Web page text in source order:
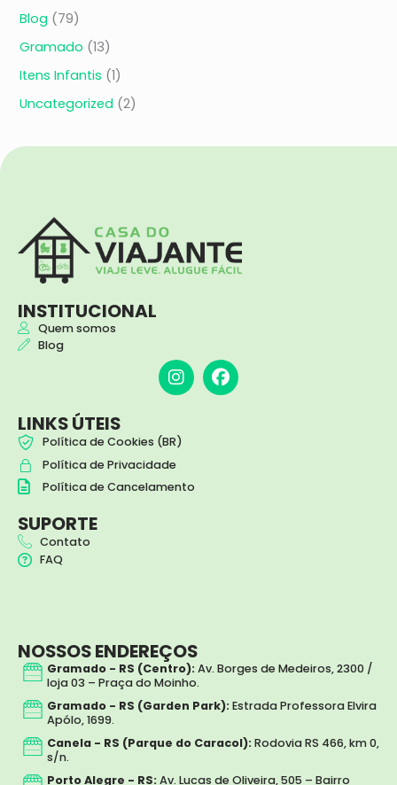
Blog (79)
Gramado (13)
Itens Infantis (1)
Uncategorized (2)
INSTITUCIONAL
Quem somos
Blog
I
n
s
a
g
r
a
F
a
c
LINKS ÚTEIS
Política de Cookies (BR)
Política de Privacidade
Política de Cancelamento
SUPORTE
Contato
FAQ
NOSSOS ENDEREÇOS
Gramado - RS (Centro): Av. Borges de Medeiros, 2300 /
loja 03 – Praça do Moinho.
Gramado - RS (Garden Park): Estrada Professora Elvira
Apólo, 1699.
Canela - RS (Parque do Caracol): Rodovia RS 466, km 0,
s/n.
Porto Alegre - RS: Av. Lucas de Oliveira, 505 – Bairro